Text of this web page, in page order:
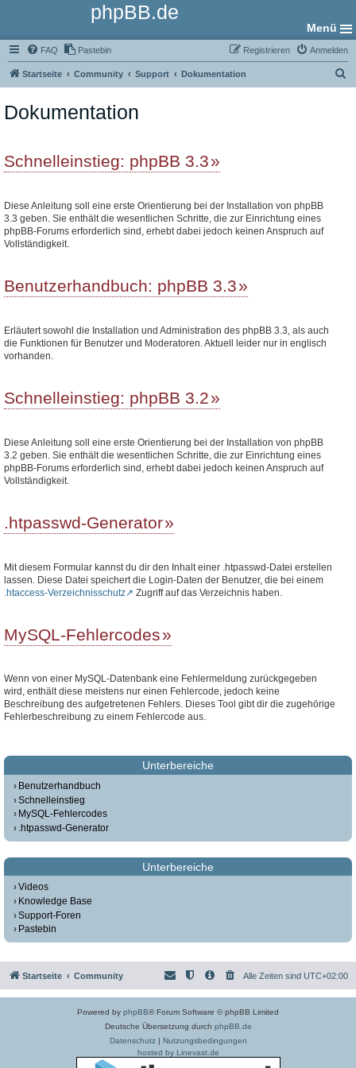
phpBB.de
Menü
FAQ Pastebin Anmelden
Registrieren
Startseite Community Support Dokumentation
Dokumentation
Schnelleinstieg: phpBB 3.3
Diese Anleitung soll eine erste Orientierung bei der Installation von phpBB
3.3 geben. Sie enthält die wesentlichen Schritte, die zur Einrichtung eines
phpBB-Forums erforderlich sind, erhebt dabei jedoch keinen Anspruch auf
Vollständigkeit.
Benutzerhandbuch: phpBB 3.3
Erläutert sowohl die Installation und Administration des phpBB 3.3, als auch
die Funktionen für Benutzer und Moderatoren. Aktuell leider nur in englisch
vorhanden.
Schnelleinstieg: phpBB 3.2
Diese Anleitung soll eine erste Orientierung bei der Installation von phpBB
3.2 geben. Sie enthält die wesentlichen Schritte, die zur Einrichtung eines
phpBB-Forums erforderlich sind, erhebt dabei jedoch keinen Anspruch auf
Vollständigkeit.
.htpasswd-Generator
Mit diesem Formular kannst du dir den Inhalt einer .htpasswd-Datei erstellen
lassen. Diese Datei speichert die Login-Daten der Benutzer, die bei einem
.htaccess-Verzeichnisschutz
Zugriff auf das Verzeichnis haben.
MySQL-Fehlercodes
Wenn von einer MySQL-Datenbank eine Fehlermeldung zurückgegeben
wird, enthält diese meistens nur einen Fehlercode, jedoch keine
Beschreibung des aufgetretenen Fehlers. Dieses Tool gibt dir die zugehörige
Fehlerbeschreibung zu einem Fehlercode aus.
Unterbereiche
Benutzerhandbuch
Schnelleinstieg
MySQL-Fehlercodes
.htpasswd-Generator
Unterbereiche
Videos
Knowledge Base
Support-Foren
Pastebin
Startseite Community Alle Zeiten sind UTC+02:00
Powered by phpBB® Forum Software © phpBB Limited
Deutsche Übersetzung durch phpBB.de
Datenschutz| Nutzungsbedingungen
hosted by Linevast.de